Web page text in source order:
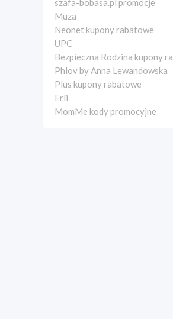
szafa-bobasa.pl promocje
Muza
Neonet kupony rabatowe
UPC
Bezpieczna Rodzina kupony
Phlov by Anna Lewandowska
Plus kupony rabatowe
Erli
MomMe kody promocyjne